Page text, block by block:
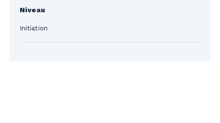
Niveau
Initiation